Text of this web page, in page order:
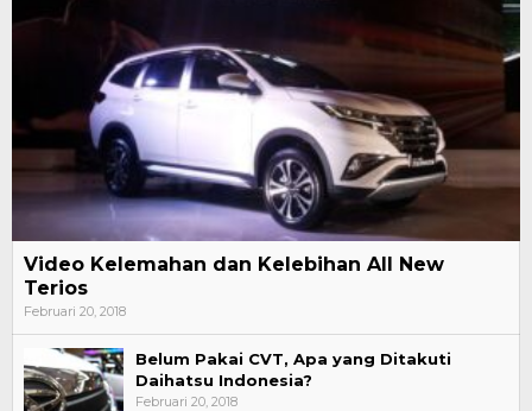
Video Kelemahan dan Kelebihan All New
Terios
Februari 20, 2018
Belum Pakai CVT, Apa yang Ditakuti
Daihatsu Indonesia?
Februari 20, 2018